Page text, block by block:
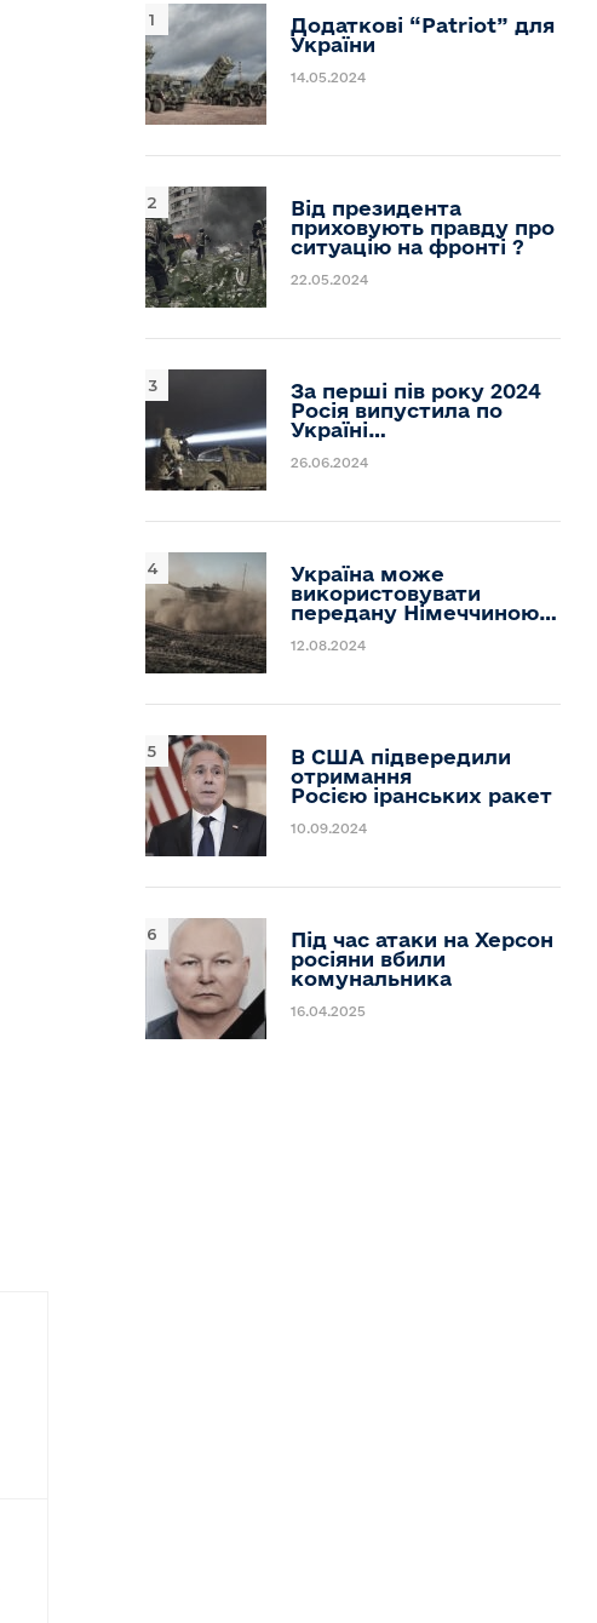
Додаткові “Patriot” для
України
14.05.2024
Від президента
приховують правду про
ситуацію на фронті ?
22.05.2024
За перші пів року 2024
Росія випустила по
Україні…
26.06.2024
Україна може
використовувати
передану Німеччиною…
12.08.2024
В США підвередили
отримання
Росією іранських ракет
10.09.2024
Під час атаки на Херсон
росіяни вбили
комунальника
16.04.2025